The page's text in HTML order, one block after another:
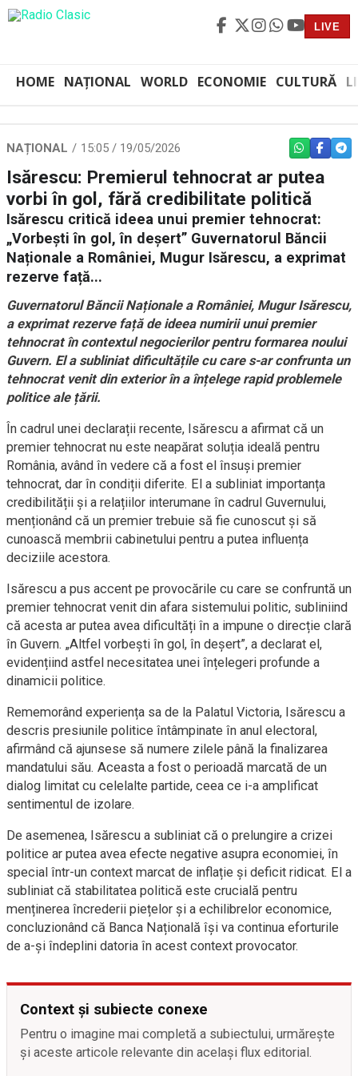
LIVE
HOME NAȚIONAL WORLD ECONOMIE CULTURĂ
NAȚIONAL 15:05 / 19/05/2026 WHATSAPP
Isărescu: Premierul tehnocrat ar putea
vorbi în gol, fără credibilitate politică
Isărescu critică ideea unui premier tehnocrat:
„Vorbești în gol, în deșert” Guvernatorul Băncii
Naționale a României, Mugur Isărescu, a exprimat
rezerve față...
Guvernatorul Băncii Naționale a României, Mugur Isărescu,
a exprimat rezerve față de ideea numirii unui premier
tehnocrat în contextul negocierilor pentru formarea noului
Guvern. El a subliniat dificultățile cu care s-ar confrunta un
tehnocrat venit din exterior în a înțelege rapid problemele
politice ale țării.
În cadrul unei declarații recente, Isărescu a afirmat că un
premier tehnocrat nu este neapărat soluția ideală pentru
România, având în vedere că a fost el însuși premier
tehnocrat, dar în condiții diferite. El a subliniat importanța
credibilității și a relațiilor interumane în cadrul Guvernului,
menționând că un premier trebuie să fie cunoscut și să
cunoască membrii cabinetului pentru a putea influența
deciziile acestora.
Isărescu a pus accent pe provocările cu care se confruntă un
premier tehnocrat venit din afara sistemului politic, subliniind
că acesta ar putea avea dificultăți în a impune o direcție clară
în Guvern. „Altfel vorbești în gol, în deșert”, a declarat el,
evidențiind astfel necesitatea unei înțelegeri profunde a
dinamicii politice.
Rememorând experiența sa de la Palatul Victoria, Isărescu a
descris presiunile politice întâmpinate în anul electoral,
afirmând că ajunsese să numere zilele până la finalizarea
mandatului său. Aceasta a fost o perioadă marcată de un
dialog limitat cu celelalte partide, ceea ce i-a amplificat
sentimentul de izolare.
De asemenea, Isărescu a subliniat că o prelungire a crizei
politice ar putea avea efecte negative asupra economiei, în
special într-un context marcat de inflație și deficit ridicat. El a
subliniat că stabilitatea politică este crucială pentru
menținerea încrederii piețelor și a echilibrelor economice,
concluzionând că Banca Națională își va continua eforturile
de a-și îndeplini datoria în acest context provocator.
Context și subiecte conexe
Pentru o imagine mai completă a subiectului, urmărește
și aceste articole relevante din același flux editorial.